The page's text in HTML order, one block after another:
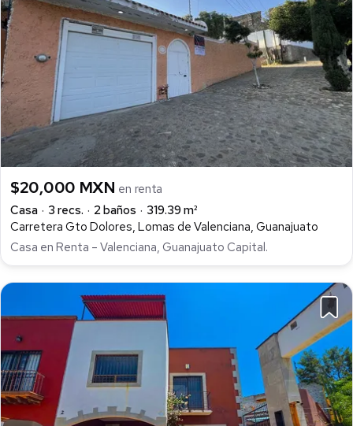
$20,000 MXN en renta
Casa
3 recs. 2 baños
319.39 m²
Carretera Gto Dolores, Lomas de Valenciana, Guanajuato
Casa en Renta – Valenciana, Guanajuato Capital.